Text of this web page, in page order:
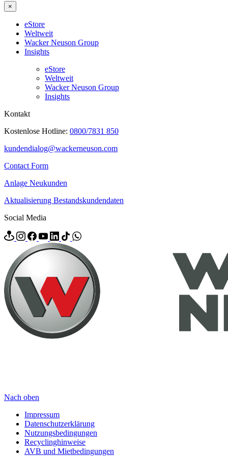
×
eStore
Weltweit
Wacker Neuson Group
Insights
eStore
Weltweit
Wacker Neuson Group
Insights
Kontakt
Kostenlose Hotline: 0800/7831 850
kundendialog@wackerneuson.com
Contact Form
Anlage Neukunden
Aktualisierung Bestandskundendaten
Social Media
Nach oben
Impressum
Datenschutzerklärung
Nutzungsbedingungen
Recyclinghinweise
AVB und Mietbedingungen